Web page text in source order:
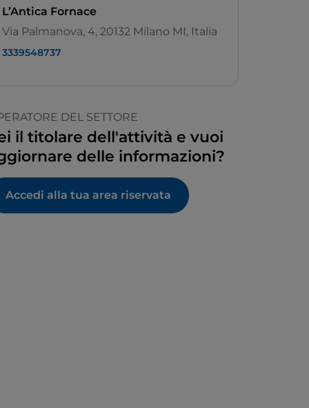
L’Antica Fornace
Via Palmanova, 4, 20132 Milano MI, Italia
3339548737
DEL SETTORE
il titolare dell'attività e vuoi
delle informazioni?
Accedi alla tua area riservata